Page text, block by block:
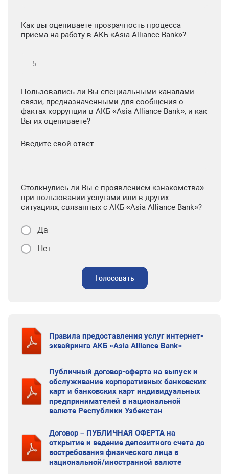
Как вы оцениваете прозрачность процесса
приема на работу в АКБ «Asia Alliance Bank»?
Пользовались ли Вы специальными каналами
связи, предназначенными для сообщения о
фактах коррупции в АКБ «Asia Alliance Bank», и как
Вы их оцениваете?
Введите свой ответ
Столкнулись ли Вы с проявлением «знакомства»
при пользовании услугами или в других
ситуациях, связанных с АКБ «Asia Alliance Bank»?
Да
Нет
Голосовать
Правила предоставления услуг интернет-
эквайринга АКБ «Asia Alliance Bank»
Публичный договор-оферта на выпуск и
обслуживание корпоративных банковских
карт и банковских карт индивидуальных
предпринимателей в национальной
валюте Республики Узбекстан
Договор – ПУБЛИЧНАЯ ОФЕРТА на
открытие и ведение депозитного счета до
востребования физического лица в
национальной/иностранной валюте